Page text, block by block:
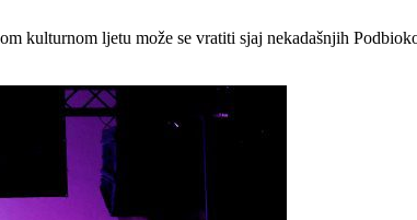
kulturnom ljetu može se vratiti sjaj nekadašnjih